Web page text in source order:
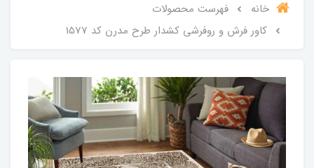
خانه
فهرست محصولات
کاور فرش و روفرشی کشدار طرح مدرن کد 1577